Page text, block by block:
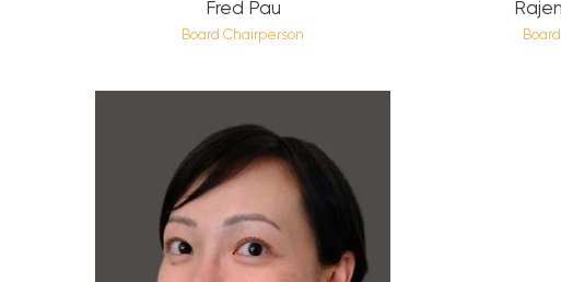
Fred Pau
Board Chairperson